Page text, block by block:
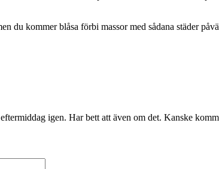
du kommer blåsa förbi massor med sådana städer
igen. Har bett att även om det. Kanske